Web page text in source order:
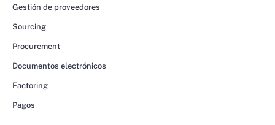
Gestión de proveedores
Sourcing
Procurement
Documentos electrónicos
Factoring
Pagos